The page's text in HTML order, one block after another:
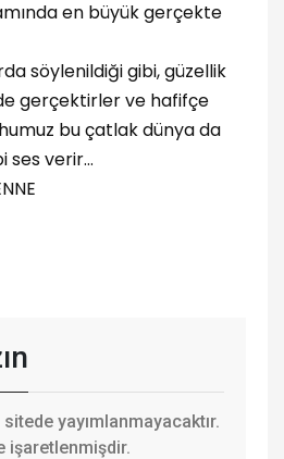
en büyük gerçekte
söylenildiği gibi, güzellik
gerçektirler ve hafifçe
bu çatlak dünya da
ses verir…
yayımlanmayacaktır.
işaretlenmişdir.